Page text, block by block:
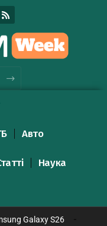
Авто
Наука
Galaxy S26